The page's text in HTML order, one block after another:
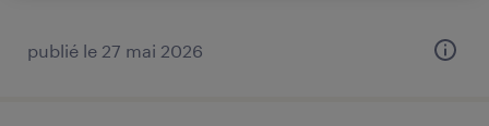
publié le 27 mai 2026